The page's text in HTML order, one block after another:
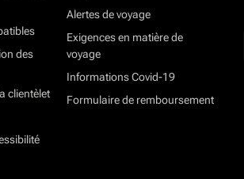
des
clientèlet
Alertes de voyage
Exigences en matière de
voyage
Informations Covid-19
Formulaire de remboursement